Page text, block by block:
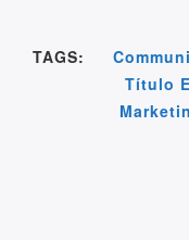
e
b
er
TAGS:
Título